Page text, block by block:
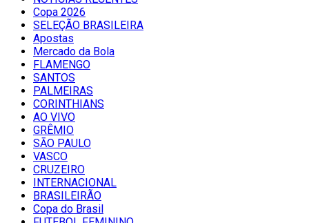
Copa 2026
SELEÇÃO BRASILEIRA
Apostas
Mercado da Bola
FLAMENGO
SANTOS
PALMEIRAS
CORINTHIANS
AO VIVO
GRÊMIO
SĀO PAULO
VASCO
CRUZEIRO
INTERNACIONAL
BRASILEIRÃO
Copa do Brasil